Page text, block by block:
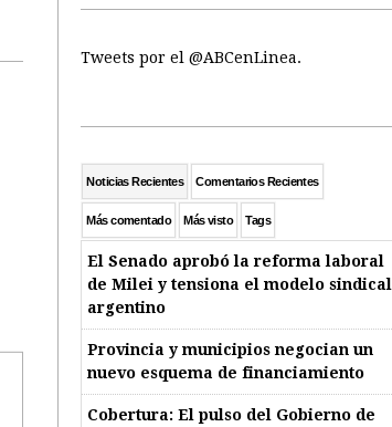
Tweets por el @ABCenLinea.
Noticias Recientes Comentarios Recientes
Más comentado Más visto Tags
El Senado aprobó la reforma laboral
de Milei y tensiona el modelo sindical
argentino
Provincia y municipios negocian un
nuevo esquema de financiamiento
Cobertura: El pulso del Gobierno de